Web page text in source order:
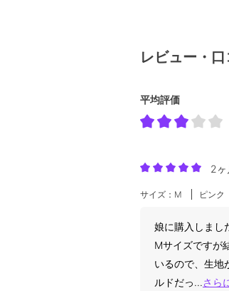
レビュー・口
平均評価
2ヶ
サイズ：M ピンク
娘に購入しまし
Mサイズですが
いるので、生地
ルドだっ... さら